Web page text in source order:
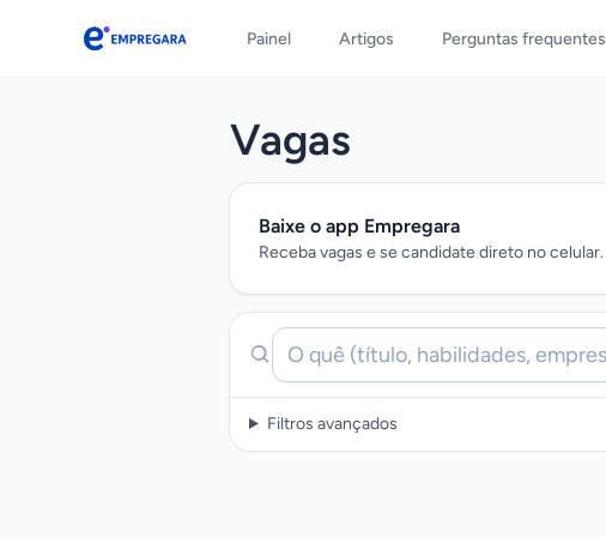
Empregara Painel Artigos Perguntas frequentes
Vagas
Baixe o app Empregara
Receba vagas e se candidate direto no celular.
Filtros avançados